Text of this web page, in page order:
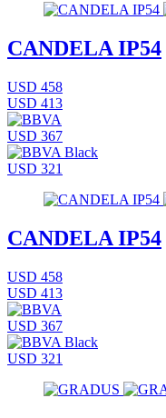
CANDELA IP54
USD 458
USD 413
USD 367
USD 321
CANDELA IP54
USD 458
USD 413
USD 367
USD 321